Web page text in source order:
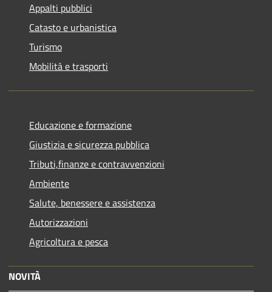
Appalti pubblici
Catasto e urbanistica
Turismo
Mobilità e trasporti
Educazione e formazione
Giustizia e sicurezza pubblica
Tributi,finanze e contravvenzioni
Ambiente
Salute, benessere e assistenza
Autorizzazioni
Agricoltura e pesca
NOVITÀ